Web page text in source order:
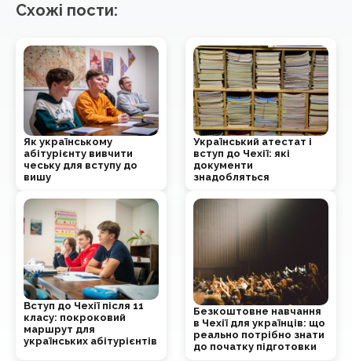
Схожі пости:
Як українському
абітурієнту вивчити
чеську для вступу до
вишу
Український атестат і
вступ до Чехії: які
документи
знадобляться
Вступ до Чехії після 11
класу: покроковий
маршрут для
українських абітурієнтів
Безкоштовне навчання
в Чехії для українців: що
реально потрібно знати
до початку підготовки